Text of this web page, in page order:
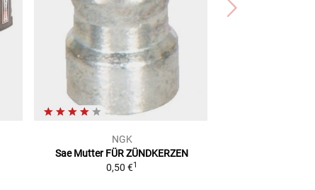
NGK
Sae Mutter FÜR ZÜNDKERZEN
0,50 €1